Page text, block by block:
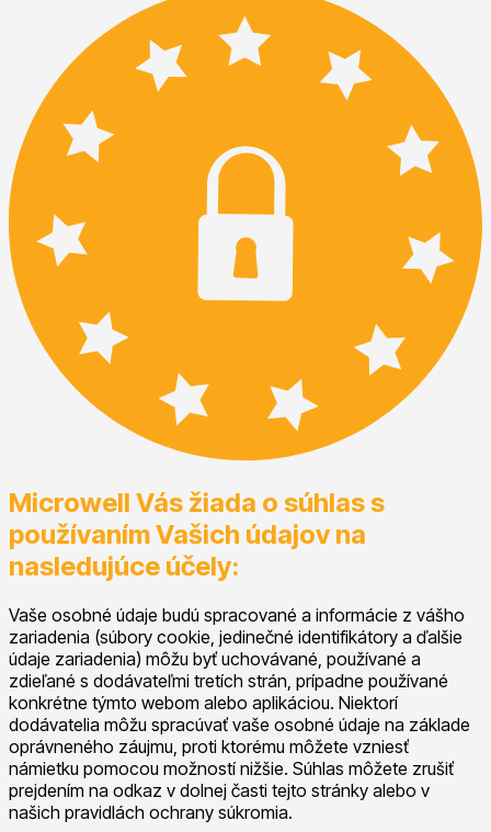
Microwell Vás žiada o súhlas s
používaním Vašich údajov na
nasledujúce účely:
Vaše osobné údaje budú spracované a informácie z vášho
zariadenia (súbory cookie, jedinečné identifikátory a ďalšie
údaje zariadenia) môžu byť uchovávané, používané a
zdieľané s dodávateľmi tretích strán, prípadne používané
konkrétne týmto webom alebo aplikáciou. Niektorí
dodávatelia môžu spracúvať vaše osobné údaje na základe
oprávneného záujmu, proti ktorému môžete vzniesť
námietku pomocou možností nižšie. Súhlas môžete zrušiť
prejdením na odkaz v dolnej časti tejto stránky alebo v
našich pravidlách ochrany súkromia.